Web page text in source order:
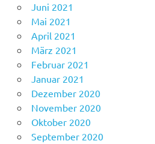
Juni 2021
Mai 2021
April 2021
März 2021
Februar 2021
Januar 2021
Dezember 2020
November 2020
Oktober 2020
September 2020